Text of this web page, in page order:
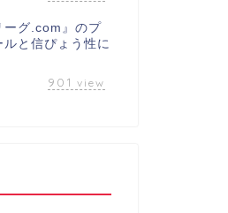
ーグ.com』のプ
ルと信ぴょう性に
901 view